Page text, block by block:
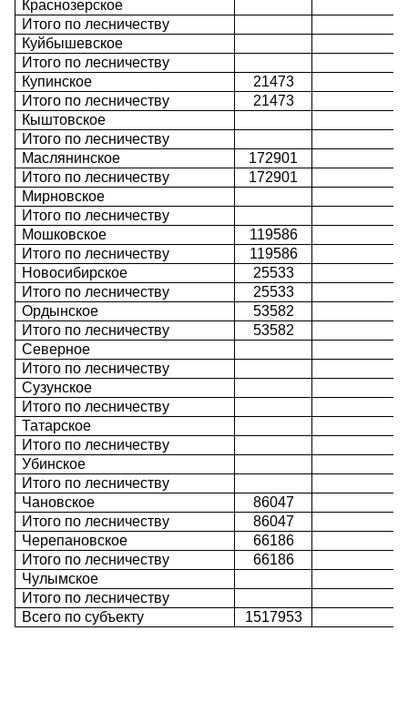
Краснозерское
Итого по лесничеству
Куйбышевское
Итого по лесничеству
Купинское
21473
Итого по лесничеству
21473
Кыштовское
Итого по лесничеству
Маслянинское
172901
Итого по лесничеству
172901
Мирновское
Итого по лесничеству
Мошковское
119586
Итого по лесничеству
119586
Новосибирское
25533
Итого по лесничеству
25533
Ордынское
53582
Итого по лесничеству
53582
Северное
Итого по лесничеству
Сузунское
Итого по лесничеству
Татарское
Итого по лесничеству
Убинское
Итого по лесничеству
Чановское
86047
Итого по лесничеству
86047
Черепановское
66186
Итого по лесничеству
66186
Чулымское
Итого по лесничеству
Всего по субъекту
1517953